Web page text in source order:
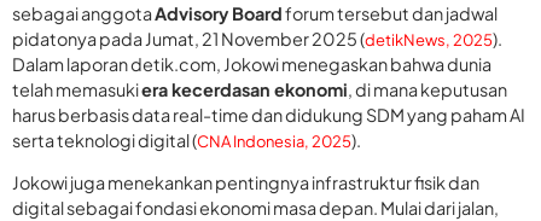
sebagai anggotaAdvisory Boardforum tersebut dan jadwal
pidatonya pada Jumat, 21 November 2025 (detikNews, 2025).
Dalam laporan detik.com, Jokowi menegaskan bahwa dunia
telah memasukiera kecerdasan ekonomi, di mana keputusan
harus berbasis data real-time dan didukung SDM yang paham AI
serta teknologi digital (CNA Indonesia, 2025).
Jokowi juga menekankan pentingnya infrastruktur fisik dan
digital sebagai fondasi ekonomi masa depan. Mulai dari jalan,